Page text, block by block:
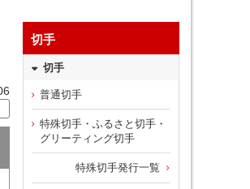
切手
切手
普通切手
特殊切手・ふるさと切手・
グリーティング切手
特殊切手発行一覧